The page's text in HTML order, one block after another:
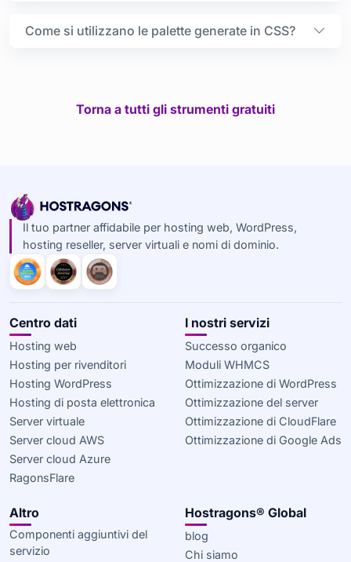
Come si utilizzano le palette generate in CSS?
Torna a tutti gli strumenti gratuiti
Il tuo partner affidabile per hosting web, WordPress,
hosting reseller, server virtuali e nomi di dominio.
Centro dati
Hosting web
Hosting per rivenditori
Hosting WordPress
Hosting di posta elettronica
Server virtuale
Server cloud AWS
Server cloud Azure
RagonsFlare
I nostri servizi
Successo organico
Moduli WHMCS
Ottimizzazione di WordPress
Ottimizzazione del server
Ottimizzazione di CloudFlare
Ottimizzazione di Google Ads
Altro
Componenti aggiuntivi del
servizio
Hostragons® Global
blog
Chi siamo